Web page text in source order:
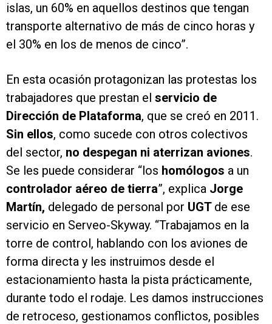
islas, un 60% en aquellos destinos que tengan
transporte alternativo de más de cinco horas y
el 30% en los de menos de cinco”.
En esta ocasión protagonizan las protestas los
trabajadores que prestan el servicio de
Dirección de Plataforma, que se creó en 2011.
Sin ellos, como sucede con otros colectivos
del sector, no despegan ni aterrizan aviones.
Se les puede considerar “los homólogos a un
controlador aéreo de tierra”, explica Jorge
Martín, delegado de personal por UGT de ese
servicio en Serveo-Skyway. “Trabajamos en la
torre de control, hablando con los aviones de
forma directa y les instruimos desde el
estacionamiento hasta la pista prácticamente,
durante todo el rodaje. Les damos instrucciones
de retroceso, gestionamos conflictos, posibles